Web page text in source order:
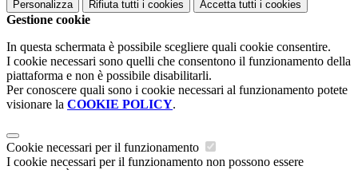
Personalizza Rifiuta tutti i cookies Accetta tutti i cookies
Gestione cookie
In questa schermata è possibile scegliere quali cookie consentire.
I cookie necessari sono quelli che consentono il funzionamento della
piattaforma e non è possibile disabilitarli.
Per conoscere quali sono i cookie necessari al funzionamento potete
visionare la COOKIE POLICY.
Cookie necessari per il funzionamento
I cookie necessari per il funzionamento non possono essere